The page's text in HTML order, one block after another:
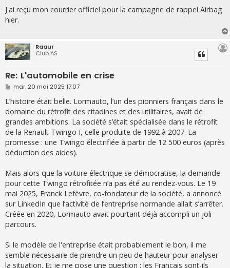
s
s
a
J'ai reçu mon courrier officiel pour la campagne de rappel Airbag
hier.
Raaur
Club AS
Re: L'automobile en crise
M
s
s
a
g
e
mar. 20 mai 2025 17:07
L’histoire était belle. Lormauto, l’un des pionniers français dans le
domaine du rétrofit des citadines et des utilitaires, avait de
grandes ambitions. La société s’était spécialisée dans le rétrofit
de la Renault Twingo I, celle produite de 1992 à 2007. La
promesse : une Twingo électrifiée à partir de 12 500 euros (après
déduction des aides).
Mais alors que la voiture électrique se démocratise, la demande
pour cette Twingo rétrofitée n’a pas été au rendez-vous. Le 19
mai 2025, Franck Lefèvre, co-fondateur de la société, a annoncé
sur LinkedIn que l’activité de l’entreprise normande allait s’arrêter.
Créée en 2020, Lormauto avait pourtant déjà accompli un joli
parcours.
Si le modèle de l'entreprise était probablement le bon, il me
semble nécessaire de prendre un peu de hauteur pour analyser
la situation. Et je me pose une question : les Français sont-ils